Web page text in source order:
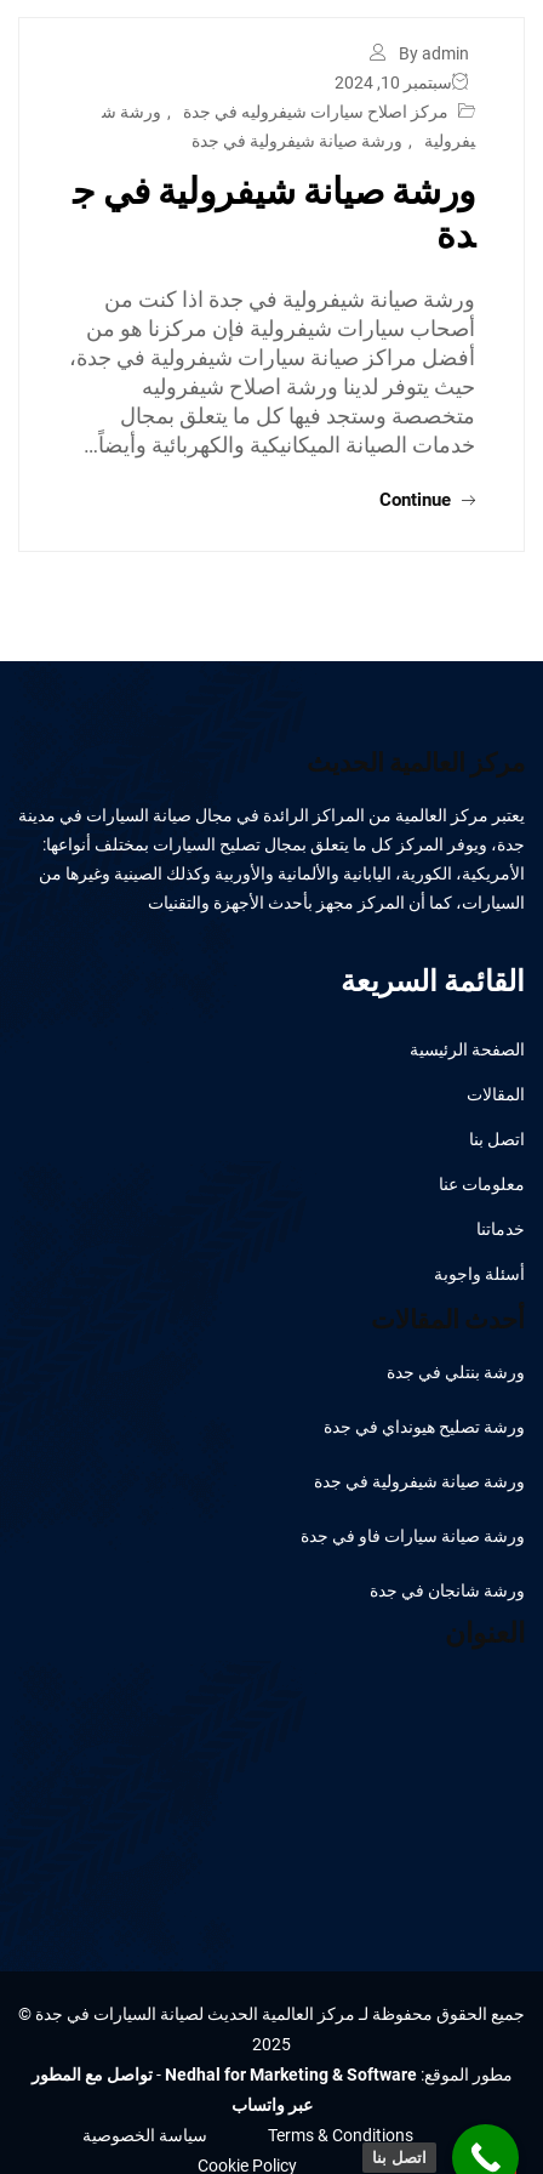
By admin
سبتمبر 10, 2024
مركز اصلاح سيارات شيفروليه في جدة
, ورشة ش
يفرولية
, ورشة صيانة شيفرولية في جدة
ورشة صيانة شيفرولية في ج
دة
ورشة صيانة شيفرولية في جدة اذا كنت من
أصحاب سيارات شيفرولية فإن مركزنا هو من
أفضل مراكز صيانة سيارات شيفرولية في جدة،
حيث يتوفر لدينا ورشة اصلاح شيفروليه
متخصصة وستجد فيها كل ما يتعلق بمجال
خدمات الصيانة الميكانيكية والكهربائية وأيضاً…
Continue
مركز العالمية الحديث
يعتبر مركز العالمية من المراكز الرائدة في مجال صيانة السيارات في مدينة
جدة، ويوفر المركز كل ما يتعلق بمجال تصليح السيارات بمختلف أنواعها:
الأمريكية، الكورية، اليابانية والألمانية والأوربية وكذلك الصينية وغيرها من
السيارات، كما أن المركز مجهز بأحدث الأجهزة والتقنيات
القائمة السريعة
الصفحة الرئيسية
المقالات
اتصل بنا
معلومات عنا
خدماتنا
أسئلة واجوبة
أحدث المقالات
ورشة بنتلي في جدة
ورشة تصليح هيونداي في جدة
ورشة صيانة شيفرولية في جدة
ورشة صيانة سيارات فاو في جدة
ورشة شانجان في جدة
العنوان
جميع الحقوق محفوظة لـ مركز العالمية الحديث لصيانة السيارات في جدة ©
2025
مطور الموقع:Nedhal for Marketing & Software
-تواصل مع المطور
عبر واتساب
Terms & Conditions
سياسة الخصوصية
Cookie Policy
اتصل بنا